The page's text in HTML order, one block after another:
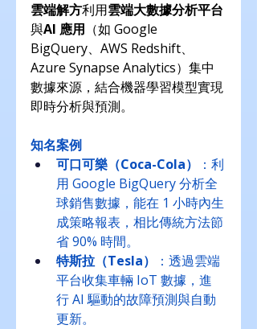
雲端解方利用雲端大數據分析平台
與AI 應用 （如 Google
BigQuery、AWS Redshift、
Azure Synapse Analytics）集中
數據來源，結合機器學習模型實現
即時分析與預測。
知名案例
可口可樂（Coca-Cola）
：利
用 Google BigQuery 分析全
球銷售數據，能在 1 小時內生
成策略報表，相比傳統方法節
省 90% 時間。
特斯拉（Tesla）
：透過雲端
平台收集車輛 IoT 數據，進
行 AI 驅動的故障預測與自動
更新。